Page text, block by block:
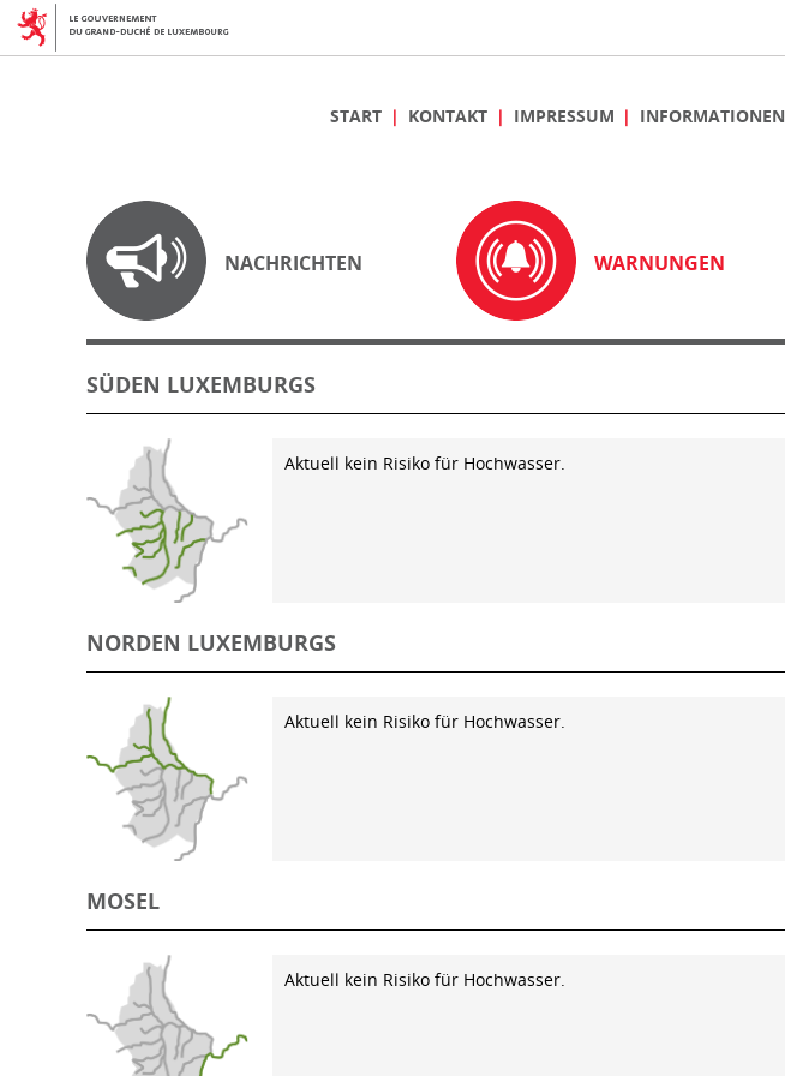
START KONTAKT IMPRESSUM INFORMATIONEN
NACHRICHTEN WARNUNGEN
SÜDEN LUXEMBURGS
Aktuell kein Risiko für Hochwasser.
NORDEN LUXEMBURGS
Aktuell kein Risiko für Hochwasser.
MOSEL
Aktuell kein Risiko für Hochwasser.